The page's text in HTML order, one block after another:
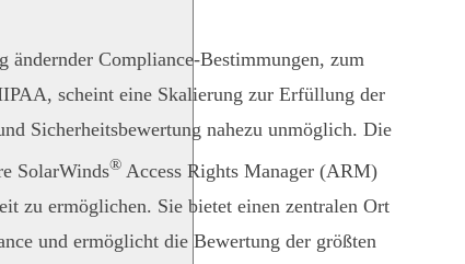
ändernder Compliance-Bestimmungen, zum
scheint eine Skalierung zur Erfüllung der
Sicherheitsbewertung nahezu unmöglich. Die
SolarWinds® Access Rights Manager (ARM)
zu ermöglichen. Sie bietet einen zentralen Ort
und ermöglicht die Bewertung der größten